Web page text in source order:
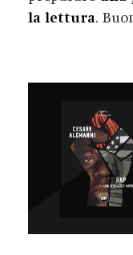
la lettura.